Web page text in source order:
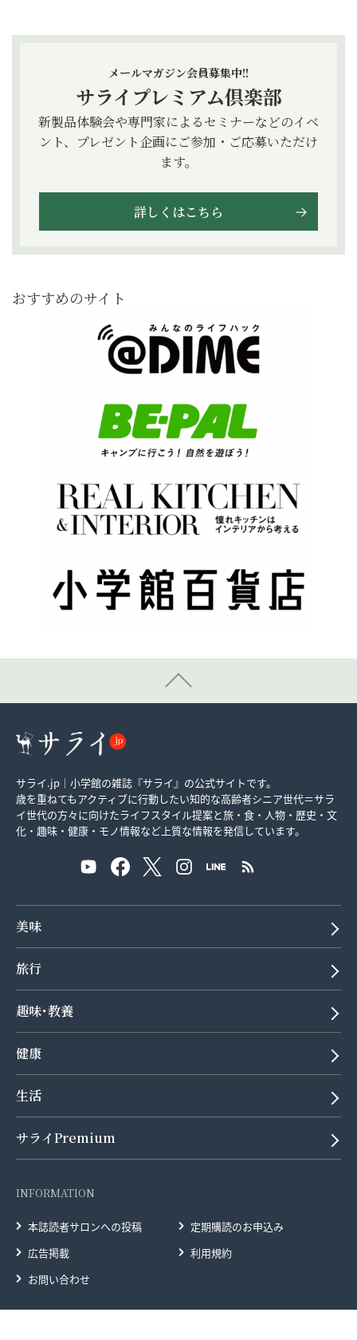
メールマガジン会員募集中!!
サライプレミアム倶楽部
新製品体験会や専門家によるセミナーなどのイベ
ント、プレゼント企画にご参加・ご応募いただけ
ます。
詳しくはこちら
おすすめのサイト
サライ.jp｜小学館の雑誌『サライ』の公式サイトです。
歳を重ねてもアクティブに行動したい知的な高齢者シニア世代＝サラ
イ世代の方々に向けたライフスタイル提案と旅・食・人物・歴史・文
化・趣味・健康・モノ情報など上質な情報を発信しています。
美味
旅行
趣味･教養
健康
生活
サライPremium
INFORMATION
本誌読者サロンへの投稿
定期購読のお申込み
広告掲載
利用規約
お問い合わせ